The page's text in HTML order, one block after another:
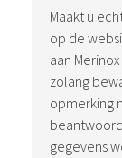
Maakt u
op de
aan
zolang
opmerking
gegevens